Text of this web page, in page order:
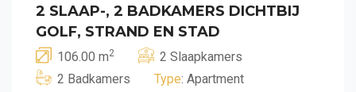
2 SLAAP-, 2 BADKAMERS DICHTBIJ
GOLF, STRAND EN STAD
106.00 m2
2 Slaapkamers
2 Badkamers
Type: Apartment